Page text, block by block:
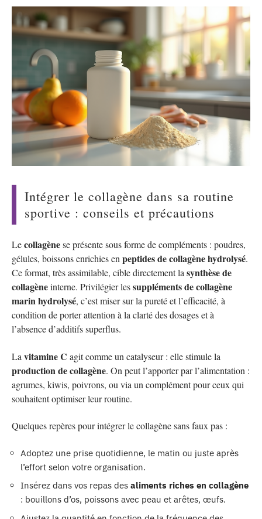
Intégrer le collagène dans sa routine
sportive : conseils et précautions
Lecollagènese présente sous forme de compléments : poudres,
gélules, boissons enrichies en peptides de collagène hydrolysé.
Ce format, très assimilable, cible directement la synthèse de
collagèneinterne. Privilégier lessuppléments de collagène
marin hydrolysé, c’est miser sur la pureté et l’efficacité, à
condition de porter attention à la clarté des dosages et à
l’absence d’additifs superflus.
La vitamine C agit comme un catalyseur : elle stimule la
production de collagène. On peut l’apporter par l’alimentation :
agrumes, kiwis, poivrons, ou via un complément pour ceux qui
souhaitent optimiser leur routine.
Quelques repères pour intégrer le collagène sans faux pas :
Adoptez une prise quotidienne, le matin ou juste après
l’effort selon votre organisation.
Insérez dans vos repas des aliments riches en collagène
: bouillons d’os, poissons avec peau et arêtes, œufs.